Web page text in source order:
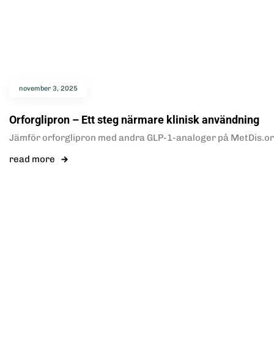
november 3, 2025
Orforglipron – Ett steg närmare klinisk användning
Jämför orforglipron med andra GLP-1-analoger på
read more